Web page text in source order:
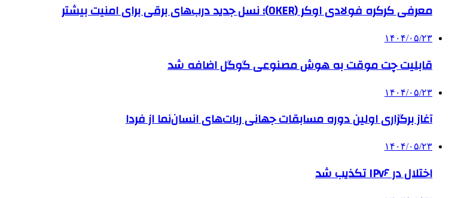
معرفی کرکره فولادی اوکر (OKER)؛ نسل جدید درب‌های برقی برای امنیت بیشتر
۱۴۰۴/۰۵/۲۳
قابلیت چت موقت به هوش مصنوعی گوگل اضافه شد
۱۴۰۴/۰۵/۲۳
آغاز برگزاری اولین دوره مسابقات جهانی ربات‌های انسان‌نما از فردا
۱۴۰۴/۰۵/۲۳
اختلال در IPv۶ تکذیب شد